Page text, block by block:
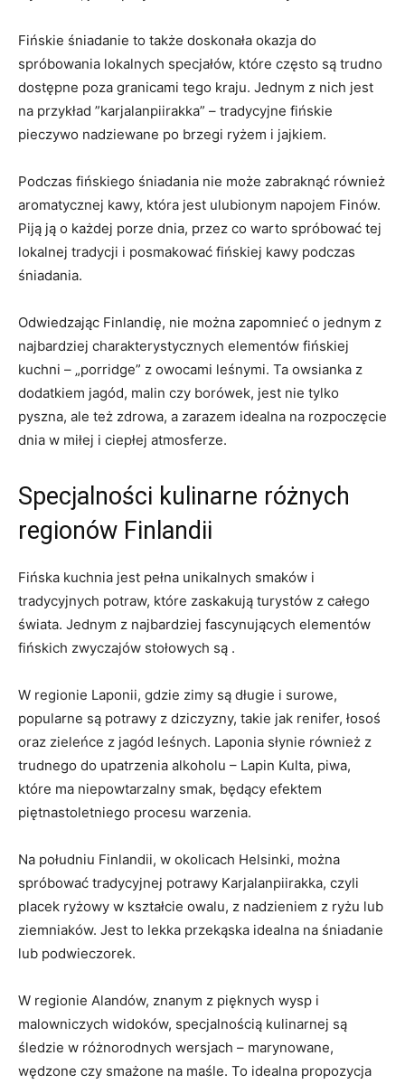
Fińskie śniadanie to także doskonała⁢ okazja do
⁢spróbowania lokalnych ⁢specjałów, które często⁢ są​ trudno
dostępne‍ poza granicami tego kraju. Jednym​ z nich jest
na⁤ przykład ⁢”karjalanpiirakka” ⁤– tradycyjne fińskie
pieczywo ⁤nadziewane po brzegi ryżem i jajkiem.
Podczas ‍fińskiego śniadania ‍nie może zabraknąć również⁢
aromatycznej kawy,⁢ która jest ulubionym napojem Finów.
Piją ją o każdej porze dnia, przez⁣ co‍ warto spróbować tej
lokalnej ‌tradycji i ‍posmakować fińskiej kawy​ podczas
śniadania.
Odwiedzając Finlandię, nie można zapomnieć o jednym z
najbardziej charakterystycznych elementów fińskiej⁤
kuchni – „porridge”​ z owocami leśnymi. Ta owsianka‍ z
dodatkiem jagód, malin czy borówek, jest⁣ nie tylko
pyszna,‌ ale ⁤też ‍zdrowa, a zarazem idealna na rozpoczęcie
dnia w ⁤miłej i⁤ ciepłej atmosferze.
Specjalności kulinarne różnych
regionów ‍Finlandii
Fińska kuchnia​ jest pełna unikalnych⁤ smaków i
tradycyjnych‌ potraw, ​które‍ zaskakują turystów z całego ​
świata. Jednym z najbardziej​ fascynujących elementów
fińskich zwyczajów stołowych są .
W ‍regionie Laponii, gdzie zimy ​są długie i surowe,
popularne są ‌potrawy z dziczyzny, takie jak renifer, łosoś
oraz zieleńce z jagód leśnych. Laponia ⁤słynie również z
trudnego do upatrzenia ​alkoholu – Lapin ⁤Kulta, piwa,
które ma niepowtarzalny smak, będący efektem
piętnastoletniego procesu ⁣warzenia.
Na południu ‌Finlandii, w okolicach Helsinki, można​
spróbować ‍tradycyjnej potrawy Karjalanpiirakka, czyli
placek ryżowy⁢ w⁢ kształcie owalu, ⁤z nadzieniem z‌ ryżu lub
ziemniaków. Jest to lekka przekąska idealna ⁣na śniadanie
lub podwieczorek.
W regionie Alandów, znanym z pięknych ⁣wysp i
malowniczych widoków, specjalnością kulinarnej są
śledzie w różnorodnych​ wersjach⁣ – ⁢marynowane,
wędzone czy smażone na⁢ maśle. To idealna‌ propozycja